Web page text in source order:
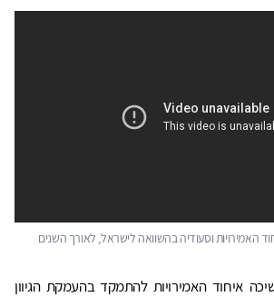
האמירויות וסעודיה בהשוואה לישראל, לאורך השנים
איחוד האמירויות להתמקד בהעמקת הגיוון